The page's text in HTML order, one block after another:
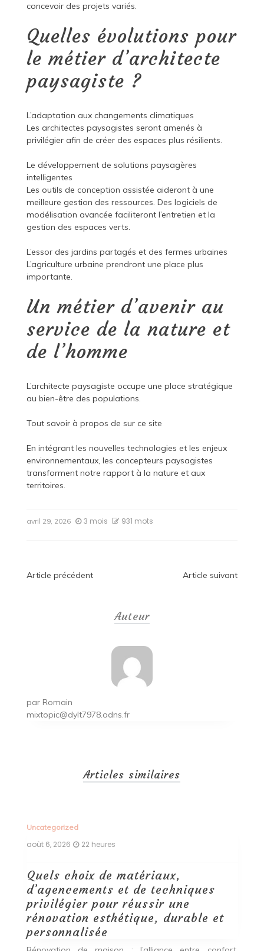
concevoir des projets variés.
Quelles évolutions pour
le métier d’architecte
paysagiste ?
L’adaptation aux changements climatiques
Les architectes paysagistes seront amenés à
privilégier afin de créer des espaces plus résilients.
Le développement de solutions paysagères
intelligentes
Les outils de conception assistée aideront à une
meilleure gestion des ressources. Des logiciels de
modélisation avancée faciliteront l’entretien et la
gestion des espaces verts.
L’essor des jardins partagés et des fermes urbaines
L’agriculture urbaine prendront une place plus
importante.
Un métier d’avenir au
service de la nature et
de l’homme
L’architecte paysagiste occupe une place stratégique
au bien-être des populations.
Tout savoir à propos de sur ce site
En intégrant les nouvelles technologies et les enjeux
environnementaux, les concepteurs paysagistes
transforment notre rapport à la nature et aux
territoires.
avril 29, 2026 3 mois 931 mots
Navigation
Article précédent Article suivant
Auteur
par Romain
mixtopic@dylt7978.odns.fr
Articles similaires
Uncategorized
août 6, 2026 22 heures
Quels choix de matériaux,
d’agencements et de techniques
privilégier pour réussir une
rénovation esthétique, durable et
personnalisée